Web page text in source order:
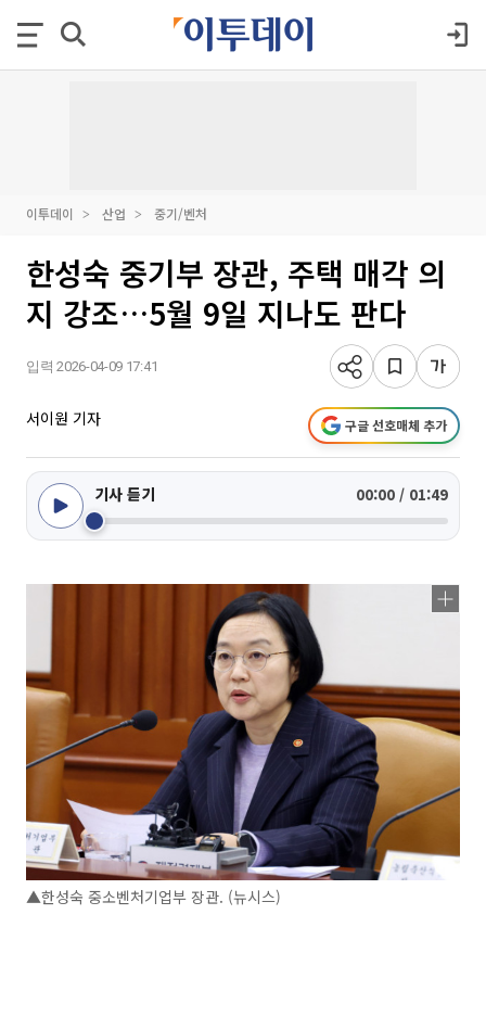
이투데이 산업 중기/벤처
한성숙 중기부 장관, 주택 매각 의
지 강조…5월 9일 지나도 판다
입력 2026-04-09 17:41
서이원 기자 구글 선호매체 추가
기사 듣기 00:00 / 01:49
▲한성숙 중소벤처기업부 장관. (뉴시스)